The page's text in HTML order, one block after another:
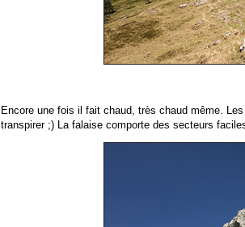
Encore une fois il fait chaud, très chaud même.
transpirer ;) La falaise comporte des secteurs